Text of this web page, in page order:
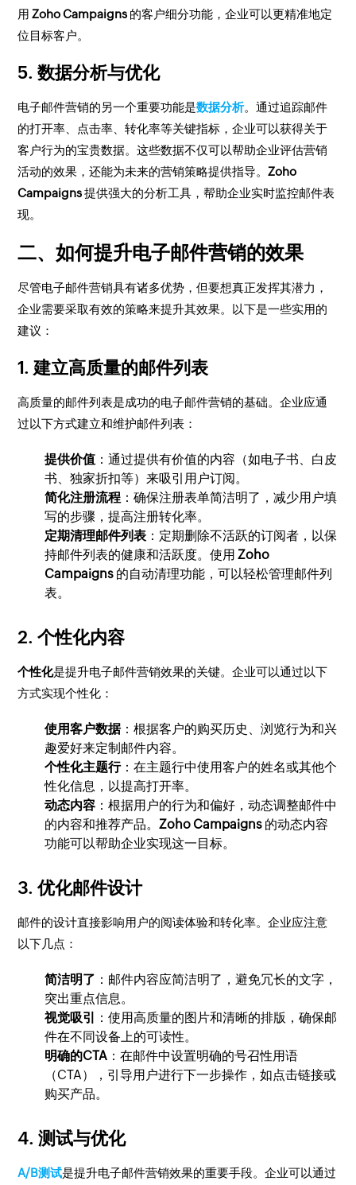
用Zoho Campaigns 的客户细分功能，企业可以更精准地定
位目标客户。
5. 数据分析与优化
电子邮件营销的另一个重要功能是数据分析。通过追踪邮件
的打开率、点击率、转化率等关键指标，企业可以获得关于
客户行为的宝贵数据。这些数据不仅可以帮助企业评估营销
活动的效果，还能为未来的营销策略提供指导。Zoho
Campaigns提供强大的分析工具，帮助企业实时监控邮件表
现。
二、如何提升电子邮件营销的效果
尽管电子邮件营销具有诸多优势，但要想真正发挥其潜力，
企业需要采取有效的策略来提升其效果。以下是一些实用的
建议：
1. 建立高质量的邮件列表
高质量的邮件列表是成功的电子邮件营销的基础。企业应通
过以下方式建立和维护邮件列表：
提供价值 ：通过提供有价值的内容（如电子书、白皮
书、独家折扣等）来吸引用户订阅。
简化注册流程 ：确保注册表单简洁明了，减少用户填
写的步骤，提高注册转化率。
定期清理邮件列表 ：定期删除不活跃的订阅者，以保
持邮件列表的健康和活跃度。使用Zoho
Campaigns 的自动清理功能，可以轻松管理邮件列
表。
2. 个性化内容
个性化是提升电子邮件营销效果的关键。企业可以通过以下
方式实现个性化：
使用客户数据：根据客户的购买历史、浏览行为和兴
趣爱好来定制邮件内容。
个性化主题行：在主题行中使用客户的姓名或其他个
性化信息，以提高打开率。
动态内容 ：根据用户的行为和偏好，动态调整邮件中
的内容和推荐产品。Zoho Campaigns 的动态内容
功能可以帮助企业实现这一目标。
3. 优化邮件设计
邮件的设计直接影响用户的阅读体验和转化率。企业应注意
以下几点：
简洁明了 ：邮件内容应简洁明了，避免冗长的文字，
突出重点信息。
视觉吸引
：使用高质量的图片和清晰的排版，确保邮
件在不同设备上的可读性。
明确的CTA ：在邮件中设置明确的号召性用语
（CTA），引导用户进行下一步操作，如点击链接或
购买产品。
4. 测试与优化
A/B测试是提升电子邮件营销效果的重要手段。企业可以通过